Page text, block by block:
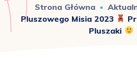
Strona Główna
Pluszowego Misia 2023
Pluszaki